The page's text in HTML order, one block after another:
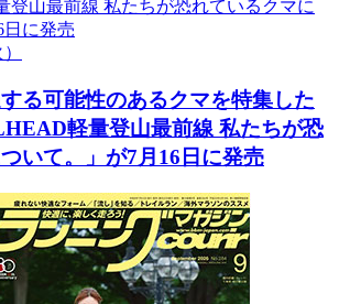
する可能性のあるクマを特集した
軽量登山最前線 私たちが恐
いて。」が7月16日に発売